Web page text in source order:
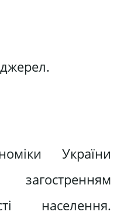
України
населення.